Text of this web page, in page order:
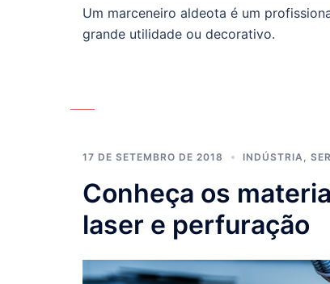
Um marceneiro aldeota é um
grande utilidade ou decorativo.
17 DE SETEMBRO DE 2018 INDÚSTRIA
Conheça os
laser e perfuração